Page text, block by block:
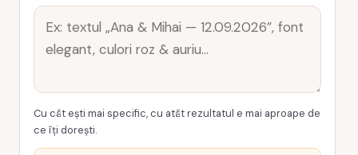
Cu cât ești mai specific, cu atât rezultatul e mai aproape de
ce îți dorești.